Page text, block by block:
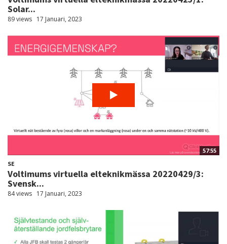
Solar...
89 views 17 Januari, 2023
57:55
SE
Voltimums virtuella elteknikmässa 20220429/3:
Svensk...
84 views 17 Januari, 2023